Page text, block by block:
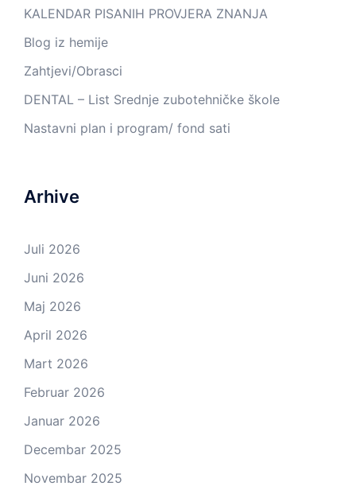
KALENDAR PISANIH PROVJERA ZNANJA
Blog iz hemije
Zahtjevi/Obrasci
DENTAL – List Srednje zubotehničke škole
Nastavni plan i program/ fond sati
Arhive
Juli 2026
Juni 2026
Maj 2026
April 2026
Mart 2026
Februar 2026
Januar 2026
Decembar 2025
Novembar 2025